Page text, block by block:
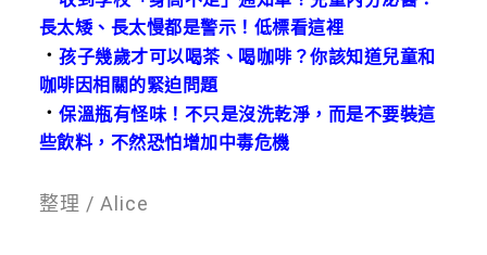
長太矮、長太慢都是警示！低標看這裡
．孩子幾歲才可以喝茶、喝咖啡？你該知道兒童和
咖啡因相關的緊迫問題
．保溫瓶有怪味！不只是沒洗乾淨，而是不要裝這
些飲料，不然恐怕增加中毒危機
整理 / Alice